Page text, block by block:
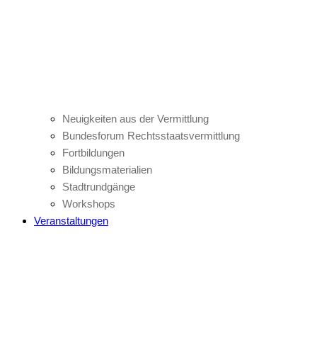
Neuigkeiten aus der Vermittlung
Bundesforum Rechtsstaatsvermittlung
Fortbildungen
Bildungsmaterialien
Stadtrundgänge
Workshops
Veranstaltungen